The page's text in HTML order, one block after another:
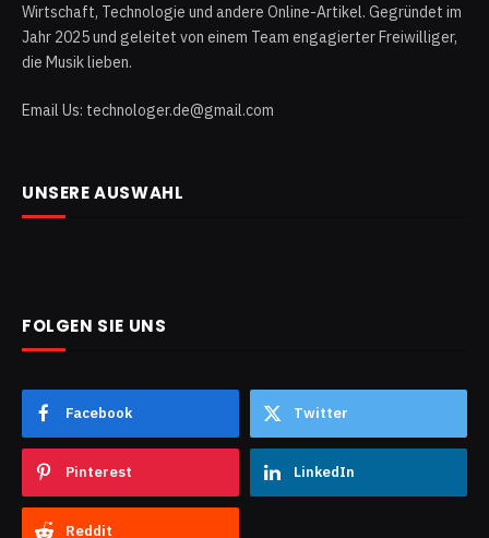
Wirtschaft, Technologie und andere Online-Artikel. Gegründet im
Jahr 2025 und geleitet von einem Team engagierter Freiwilliger,
die Musik lieben.
Email Us: technologer.de@gmail.com
UNSERE AUSWAHL
FOLGEN SIE UNS
Facebook Twitter
Pinterest LinkedIn
Reddit